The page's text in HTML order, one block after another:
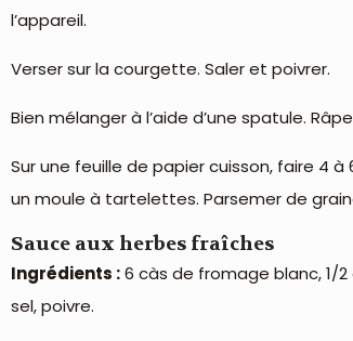
l’appareil.
Verser sur la courgette. Saler et poivrer.
Bien mélanger à l’aide d’une spatule.
Sur une feuille de papier cuisson, faire 4
un moule à tartelettes. Parsemer de
Sauce aux herbes fraîches
Ingrédients :6 càs de fromage blanc, 1/2
sel, poivre.